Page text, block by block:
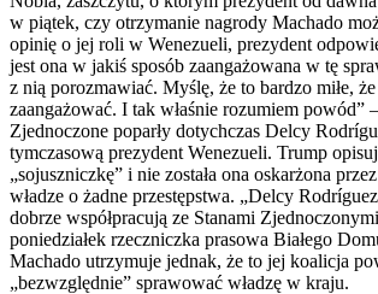
w piątek, czy otrzymanie nagrody Machado
opinię o jej roli w Wenezueli, prezydent
jest ona w jakiś sposób zaangażowana w tę
z nią porozmawiać. Myślę, że to bardzo miłe,
zaangażować. I tak właśnie rozumiem powód”
Zjednoczone poparły dotychczas Delcy
tymczasową prezydent Wenezueli. Trump
„sojuszniczkę” i nie została ona oskarżona
władze o żadne przestępstwa. „Delcy
dobrze współpracują ze Stanami
poniedziałek rzeczniczka prasowa Białego
Machado utrzymuje jednak, że to jej koalicja
„bezwzględnie” sprawować władzę w kraju.